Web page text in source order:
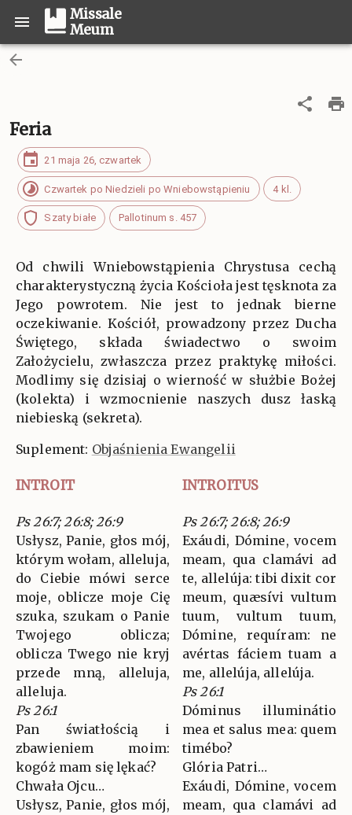
Missale
Meum
Feria
21 maja 26, czwartek
Czwartek po Niedzieli po Wniebowstąpieniu 4 kl.
Szaty białe Pallotinum s. 457
Od chwili Wniebowstąpienia Chrystusa cechą
charakterystyczną życia Kościoła jest tęsknota za
Jego powrotem. Nie jest to jednak bierne
oczekiwanie. Kościół, prowadzony przez Ducha
Świętego, składa świadectwo o swoim
Założycielu, zwłaszcza przez praktykę miłości.
Modlimy się dzisiaj o wierność w służbie Bożej
(kolekta) i wzmocnienie naszych dusz łaską
niebieską (sekreta).
Suplement: Objaśnienia Ewangelii
INTROIT INTROITUS
Ps 26:7; 26:8; 26:9
Usłysz, Panie, głos mój,
którym wołam, alleluja,
do Ciebie mówi serce
moje, oblicze moje Cię
szuka, szukam o Panie
Twojego oblicza;
oblicza Twego nie kryj
przede mną, alleluja,
alleluja.
Ps 26:1
Pan światłością i
zbawieniem moim:
kogóż mam się lękać?
Chwała Ojcu…
Usłysz, Panie, głos mój,
Ps 26:7; 26:8; 26:9
Exáudi, Dómine, vocem
meam, qua clamávi ad
te, allelúja: tibi dixit cor
meum, quæsívi vultum
tuum, vultum tuum,
Dómine, requíram: ne
avértas fáciem tuam a
me, allelúja, allelúja.
Ps 26:1
Dóminus illuminátio
mea et salus mea: quem
timébo?
Glória Patri…
Exáudi, Dómine, vocem
meam, qua clamávi ad